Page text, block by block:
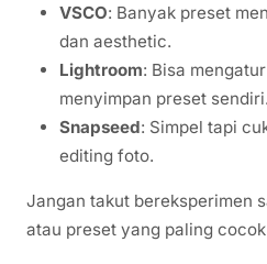
VSCO: Banyak preset
dan aesthetic.
Lightroom: Bisa
menyimpan preset sendiri.
Snapseed: Simpel tapi
editing foto.
Jangan takut bereksperimen
atau preset yang paling